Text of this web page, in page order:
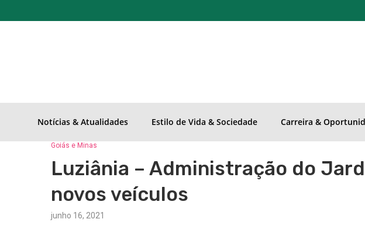
Notícias & Atualidades Estilo de Vida & Sociedade Carreira &
Goiás e Minas
Luziânia – Administração do
novos veículos
junho 16, 2021